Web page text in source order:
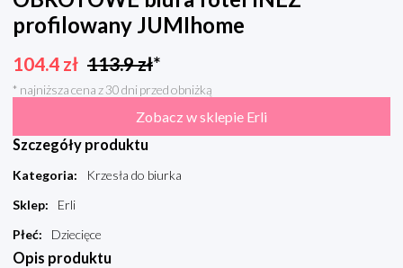
profilowany JUMIhome
104.4 zł 113.9zł*
* najniższa cena z 30 dni przed obniżką
Zobacz w sklepie Erli
Szczegóły produktu
Kategoria:
Krzesła do biurka
Sklep:
Erli
Płeć: Dziecięce
Opis produktu